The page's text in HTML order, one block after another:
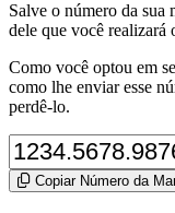
Salve o número da sua
dele que você realizará
Como você optou em
como lhe enviar esse
perdê-lo.
Copiar Número da